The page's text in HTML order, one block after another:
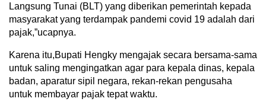
Langsung Tunai (BLT) yang diberikan pemerintah kepada
masyarakat yang terdampak pandemi covid 19 adalah dari
pajak,”ucapnya.
Karena itu,Bupati Hengky mengajak secara bersama-sama
untuk saling mengingatkan agar para kepala dinas, kepala
badan, aparatur sipil negara, rekan-rekan pengusaha
untuk membayar pajak tepat waktu.